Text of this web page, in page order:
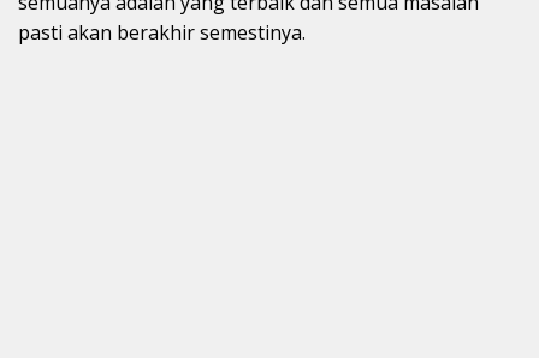
pasti akan berakhir semestinya.